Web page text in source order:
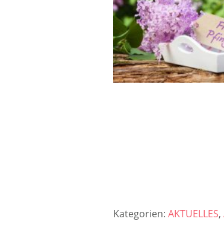
Kategorien: AKTUELLES,